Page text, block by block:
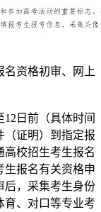
名资格初审、网上
12日前（具体时间
（证明）到指定报
高校招生考生报名
生报名有关资格申
后，采集考生身份
育、对口等专业考